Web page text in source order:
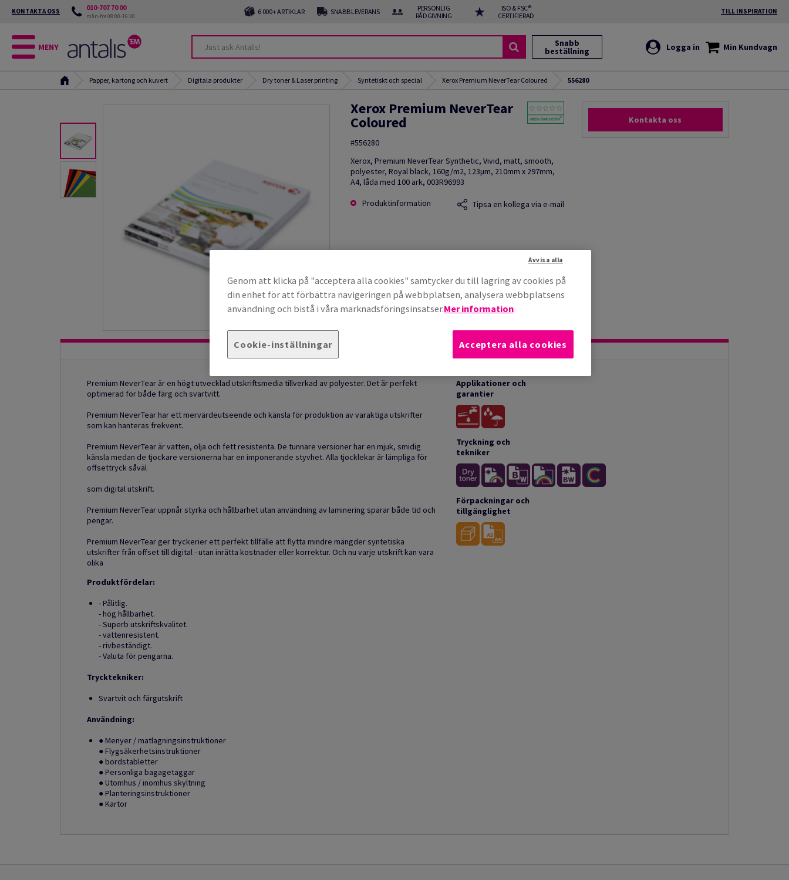
KONTAKTA OSS 010-707 70 00
mån-fre 08:00-16:30 6 000+ ARTIKLAR SNABB LEVERANS
PERSONLIG
RÅDGIVNING
ISO & FSC®
CERTIFIERAD
TILL INSPIRATION
MENY Snabb
beställning Logga in Min Kundvagn
Papper, kartong och kuvert Digitala produkter Dry toner & Laser printing Syntetiskt och special Xerox Premium NeverTear Coloured 556280
Xerox Premium NeverTear
Coloured
#556280
Xerox, Premium NeverTear Synthetic, Vivid, matt, smooth,
polyester, Royal black, 160g/m2, 123µm, 210mm x 297mm,
A4, låda med 100 ark, 003R96993
Produktinformation
Tipsa en kollega via e-mail
Kontakta oss
Premium NeverTear är en högt utvecklad utskriftsmedia tillverkad av polyester. Det är perfekt
optimerad för både färg och svartvitt.
Premium NeverTear har ett mervärdeutseende och känsla för produktion av varaktiga utskrifter
som kan hanteras frekvent.
Premium NeverTear är vatten, olja och fett resistenta. De tunnare versioner har en mjuk, smidig
känsla medan de tjockare versionerna har en imponerande styvhet. Alla tjocklekar är lämpliga för
offsettryck såväl
som digital utskrift.
Premium NeverTear uppnår styrka och hållbarhet utan användning av laminering sparar både tid och
pengar.
Premium NeverTear ger tryckerier ett perfekt tillfälle att flytta mindre mängder syntetiska
utskrifter från offset till digital - utan inrätta kostnader eller korrektur. Och nu varje utskrift kan vara
olika
Produktfördelar:
- Pålitlig.
- hög hållbarhet.
- Superb utskriftskvalitet.
- vattenresistent.
- rivbeständigt.
- Valuta för pengarna.
Trycktekniker:
Svartvit och färgutskrift
Användning:
● Menyer / matlagningsinstruktioner
● Flygsäkerhetsinstruktioner
● bordstabletter
● Personliga bagagetaggar
● Utomhus / inomhus skyltning
● Planteringsinstruktioner
● Kartor
Applikationer och
garantier
Tryckning och
tekniker
Förpackningar och
tillgänglighet
Genom att klicka på "acceptera alla cookies" samtycker du till lagring av cookies på
din enhet för att förbättra navigeringen på webbplatsen, analysera webbplatsens
användning och bistå i våra marknadsföringsinsatser.Mer information
Cookie-inställningar
Avvisa alla
Acceptera alla cookies